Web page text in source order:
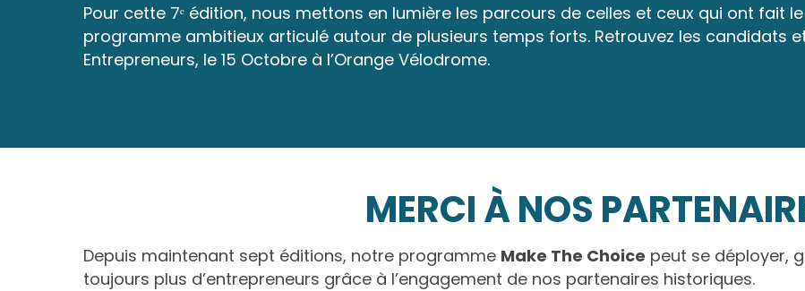
Pour cette 7ᵉ édition, nous mettons en lumière les parcours de celles et ceux qui ont fait
programme ambitieux articulé autour de plusieurs temps forts. Retrouvez les candidats
Entrepreneurs, le 15 Octobre à l’Orange Vélodrome.
MERCI À NOS
Depuis maintenant sept éditions, notre programme Make The Choice peut se déployer,
toujours plus d’entrepreneurs grâce à l’engagement de nos partenaires historiques.